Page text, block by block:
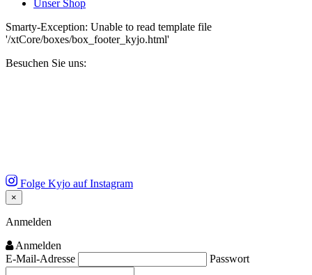
Unser Shop
Smarty-Exception: Unable to read template file
'/xtCore/boxes/box_footer_kyjo.html'
Besuchen Sie uns:
Folge Kyjo auf Instagram
×
Close
Anmelden
Anmelden
E-Mail-Adresse
Passwort